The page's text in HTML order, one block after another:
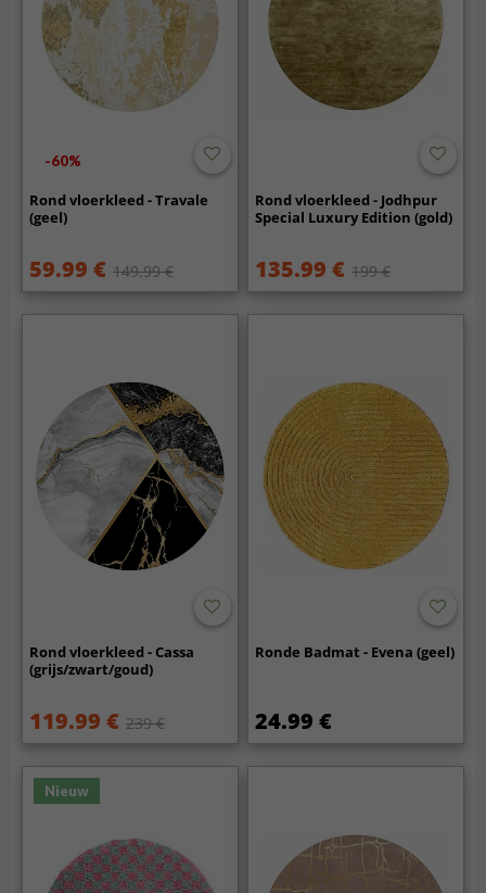
-60%
Rond vloerkleed - Travale
(geel)
59.99 € 149.99 €
Rond vloerkleed - Jodhpur
Special Luxury Edition (gold)
135.99 € 199 €
Rond vloerkleed - Cassa
(grijs/zwart/goud)
119.99 € 239 €
Ronde Badmat - Evena (geel)
24.99 €
Nieuw